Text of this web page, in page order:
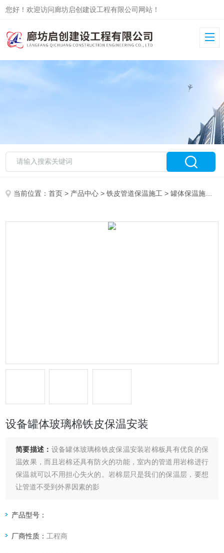
您好！欢迎访问廊坊启创建设工程有限公司网站！
当前位置：首页 > 产品中心 >铁皮管道保温施工 >罐体保温施工
设备罐体玻璃棉铁皮保温安装
简要描述： 设备罐体玻璃棉铁皮保温安装岩棉板具有优良的保
温效果，而且岩棉还具有防火的功能，室内的管道用岩棉进行
保温就可以不用担心失火的。岩棉层只是我们的保温层，要想
让管道不受到外界因素的影
产品型号：
厂商性质： 工程商